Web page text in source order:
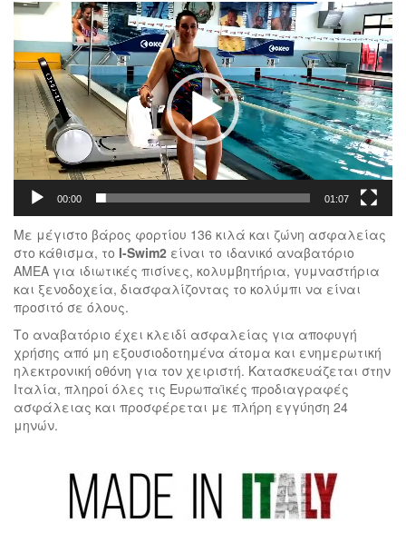
Πρόγραμμα
Αναπαραγωγής
Βίντεο
00:00 01:07
Με μέγιστο βάρος φορτίου 136 κιλά και ζώνη ασφαλείας
στο κάθισμα, το I-Swim2 είναι το ιδανικό αναβατόριο
ΑΜΕΑ για ιδιωτικές πισίνες, κολυμβητήρια, γυμναστήρια
και ξενοδοχεία, διασφαλίζοντας το κολύμπι να είναι
προσιτό σε όλους.
Το αναβατόριο έχει κλειδί ασφαλείας για αποφυγή
χρήσης από μη εξουσιοδοτημένα άτομα και ενημερωτική
ηλεκτρονική οθόνη για τον χειριστή. Κατασκευάζεται στην
Ιταλία, πληροί όλες τις Ευρωπαϊκές προδιαγραφές
ασφάλειας και προσφέρεται με πλήρη εγγύηση 24
μηνών.